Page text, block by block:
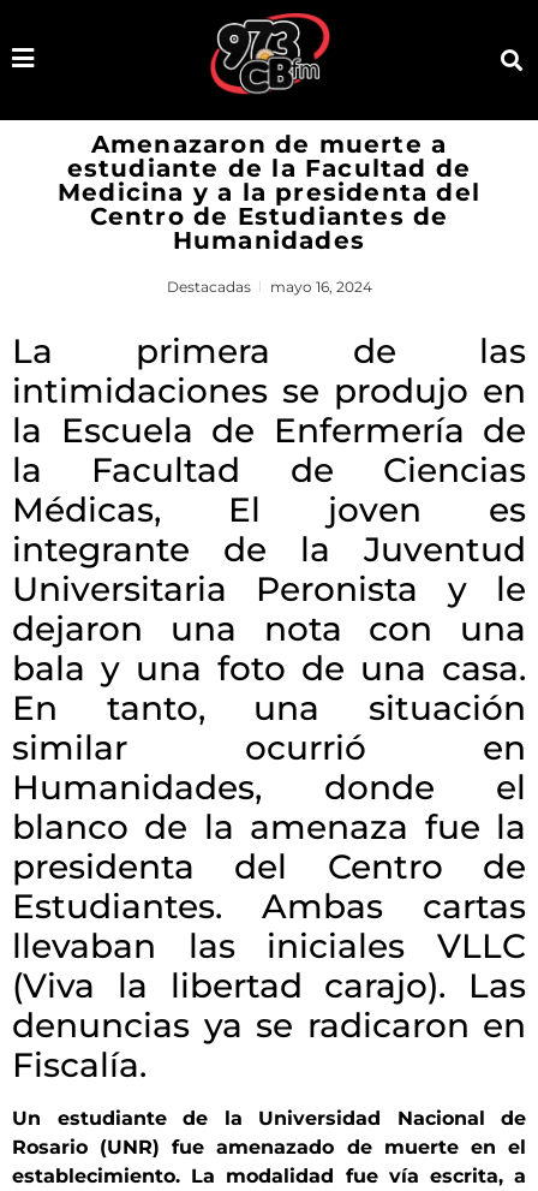
Amenazaron de muerte a
estudiante de la Facultad de
Medicina y a la presidenta del
Centro de Estudiantes de
Humanidades
Destacadas mayo 16, 2024
La primera de las
intimidaciones se produjo en
la Escuela de Enfermería de
la Facultad de Ciencias
Médicas, El joven es
integrante de la Juventud
Universitaria Peronista y le
dejaron una nota con una
bala y una foto de una casa.
En tanto, una situación
similar ocurrió en
Humanidades, donde el
blanco de la amenaza fue la
presidenta del Centro de
Estudiantes. Ambas cartas
llevaban las iniciales VLLC
(Viva la libertad carajo). Las
denuncias ya se radicaron en
Fiscalía.
Un estudiante de la Universidad Nacional de
Rosario (UNR) fue amenazado de muerte en el
establecimiento. La modalidad fue vía escrita, a